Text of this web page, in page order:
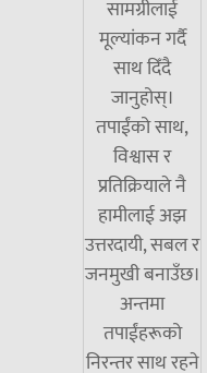
सामग्रीलाई
मूल्यांकन गर्दै
साथ दिँदै
जानुहोस्।
तपाईंको साथ,
विश्वास र
प्रतिक्रियाले नै
हामीलाई अझ
उत्तरदायी, सबल र
जनमुखी बनाउँछ।
अन्तमा
तपाईंहरूको
निरन्तर साथ रहने